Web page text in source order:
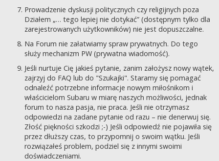
Prowadzenie dyskusji politycznych czy religijnych poza
Działem „… tego lepiej nie dotykać” (dostępnym tylko dla
zarejestrowanych użytkowników) nie jest dopuszczalne.
Na Forum nie załatwiamy spraw prywatnych. Do tego
służy mechanizm PW (prywatna wiadomość).
Jeśli nurtuje Cię jakieś pytanie, zanim założysz nowy wątek,
zajrzyj do FAQ lub do "Szukajki". Staramy się pomagać
odnaleźć potrzebne informacje nowym miłośnikom i
właścicielom Subaru w miarę naszych możliwości, jednak
forum to nasza pasja, nie praca. Jeśli nie otrzymasz
odpowiedzi na zadane pytanie od razu – nie denerwuj się.
Złość piękności szkodzi ;-) Jeśli odpowiedź nie pojawiła się
przez dłuższy czas, to przypomnij o swoim wątku. Jeśli
rozwiązałeś problem, podziel się z innymi swoimi
doświadczeniami.